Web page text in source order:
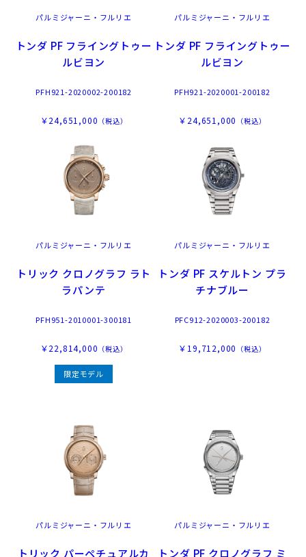
パルミジャーニ・フルリエ
トンダ PF フライングトゥー
ルビヨン
PFH921-2020002-200182
￥24,651,000 （税込）
パルミジャーニ・フルリエ
トンダ PF フライングトゥー
ルビヨン
PFH921-2020001-200182
￥24,651,000 （税込）
パルミジャーニ・フルリエ
トリック クロノグラフ ラト
ラパンテ
PFH951-2010001-300181
￥22,814,000 （税込）
限定モデル
パルミジャーニ・フルリエ
トンダ PF スケルトン プラ
チナブルー
PFC912-2020003-200182
￥19,712,000 （税込）
パルミジャーニ・フルリエ
トリック パーペチュアルカ
パルミジャーニ・フルリエ
トンダ PF クロノグラフ ミ